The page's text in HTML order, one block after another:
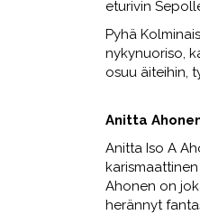
eturivin
Pyhä
nykynuoriso,
osuu äiteihin,
Anitta
Anitta Iso A
Ahonen on
herännyt